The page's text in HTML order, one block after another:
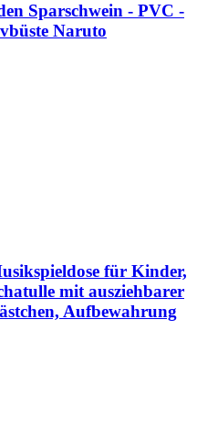
Sparschwein - PVC -
Naruto
für Kinder,
mit ausziehbarer
Aufbewahrung